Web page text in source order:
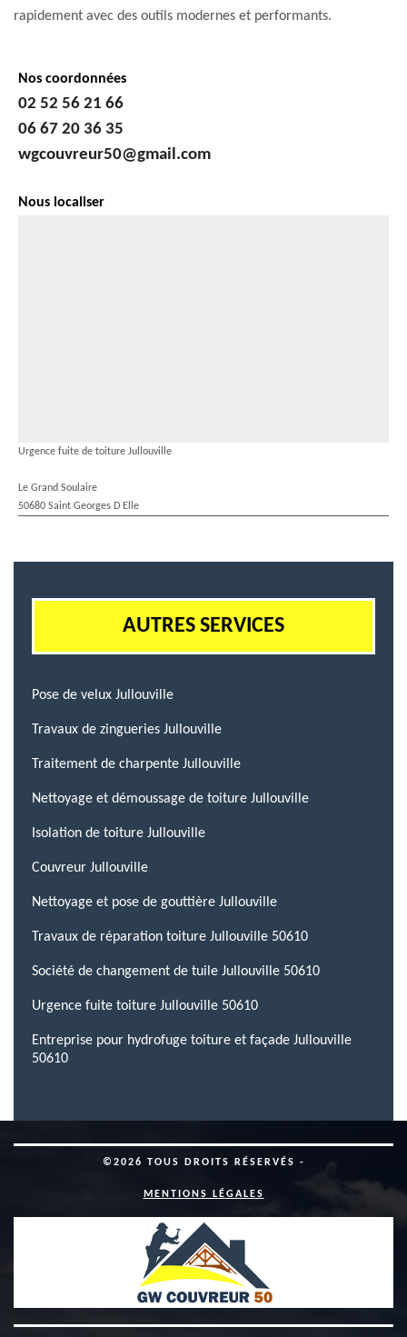
rapidement avec des outils modernes et performants.
Nos coordonnées
02 52 56 21 66
06 67 20 36 35
wgcouvreur50@gmail.com
Nous localiser
Urgence fuite de toiture Jullouville
Le Grand Soulaire
50680 Saint Georges D Elle
AUTRES SERVICES
Pose de velux Jullouville
Travaux de zingueries Jullouville
Traitement de charpente Jullouville
Nettoyage et démoussage de toiture Jullouville
Isolation de toiture Jullouville
Couvreur Jullouville
Nettoyage et pose de gouttière Jullouville
Travaux de réparation toiture Jullouville 50610
Société de changement de tuile Jullouville 50610
Urgence fuite toiture Jullouville 50610
Entreprise pour hydrofuge toiture et façade Jullouville
50610
©2026 TOUS DROITS RÉSERVÉS -
MENTIONS LÉGALES